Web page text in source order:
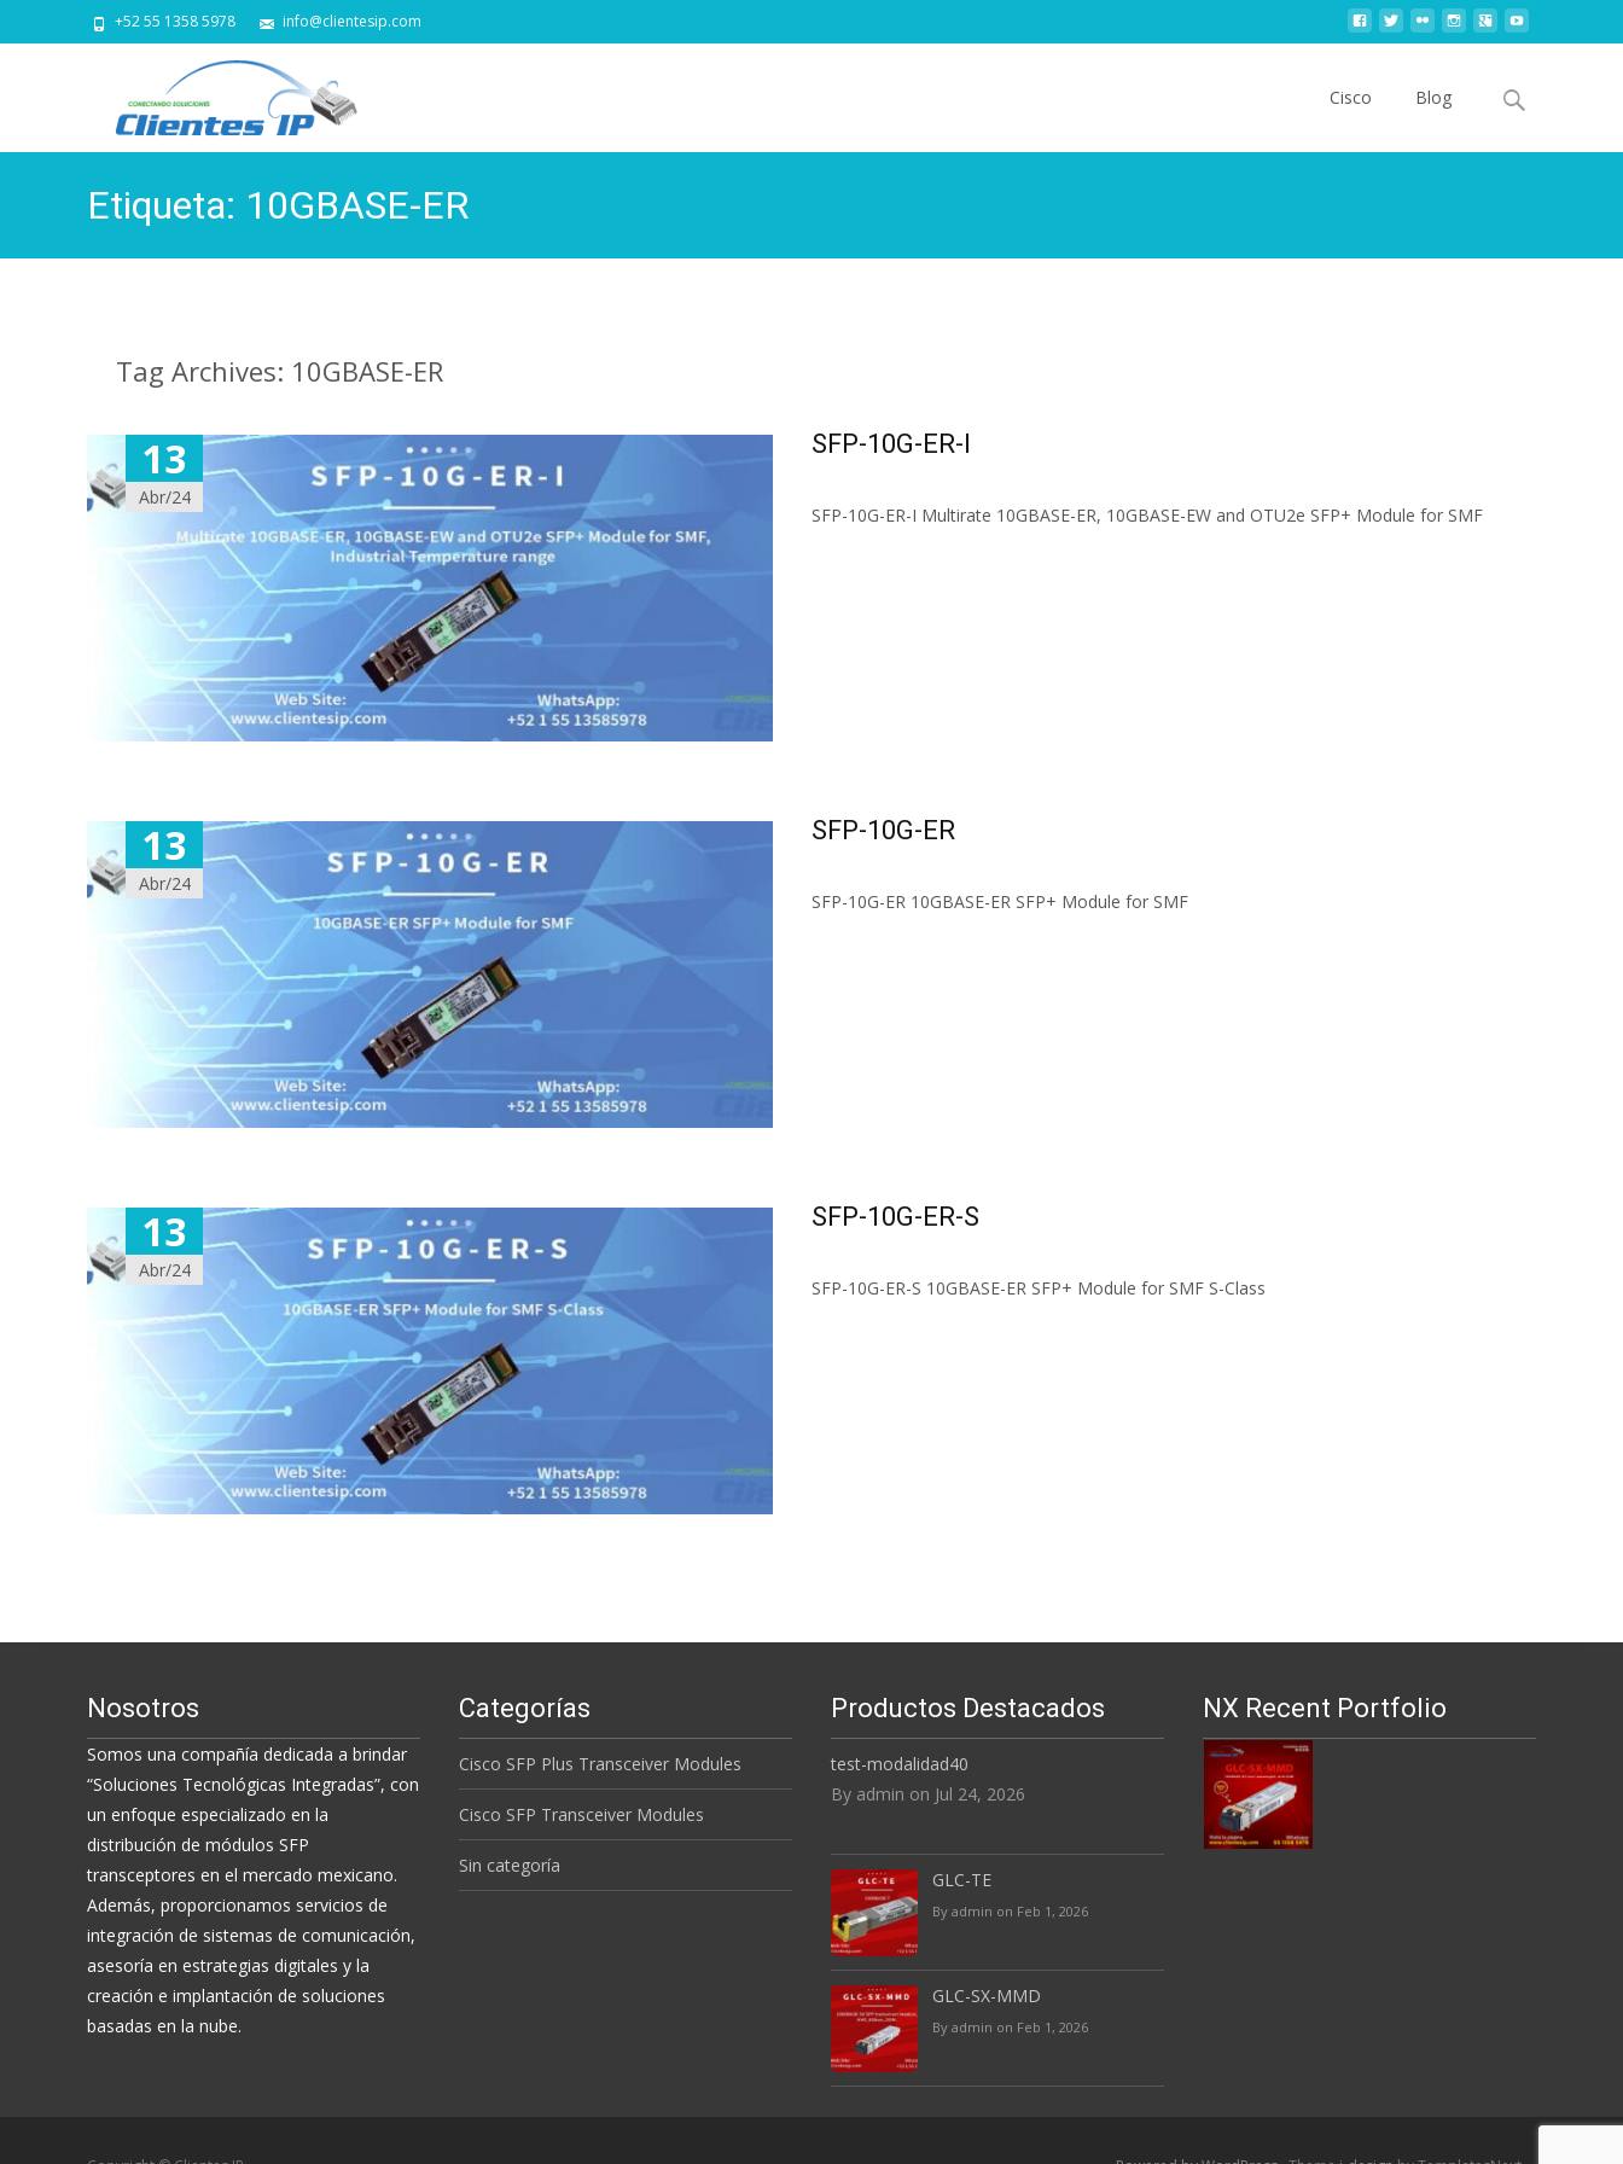
+52 55 1358 5978 info@clientesip.com
Cisco Blog
Search
Etiqueta: 10GBASE-ER
Tag Archives: 10GBASE-ER
13
Abr/24
SFP-10G-ER-I
SFP-10G-ER-I Multirate 10GBASE-ER, 10GBASE-EW and OTU2e SFP+ Module for SMF
13
Abr/24
SFP-10G-ER
SFP-10G-ER 10GBASE-ER SFP+ Module for SMF
13
Abr/24
SFP-10G-ER-S
SFP-10G-ER-S 10GBASE-ER SFP+ Module for SMF S-Class
Nosotros
Somos una compañía dedicada a brindar
“Soluciones Tecnológicas Integradas”, con
un enfoque especializado en la
distribución de módulos SFP
transceptores en el mercado mexicano.
Además, proporcionamos servicios de
integración de sistemas de comunicación,
asesoría en estrategias digitales y la
creación e implantación de soluciones
basadas en la nube.
Categorías
Cisco SFP Plus Transceiver Modules
Cisco SFP Transceiver Modules
Sin categoría
Productos Destacados
test-modalidad40
By admin on Jul 24, 2026
GLC-TE
By admin on Feb 1, 2026
GLC-SX-MMD
By admin on Feb 1, 2026
NX Recent Portfolio